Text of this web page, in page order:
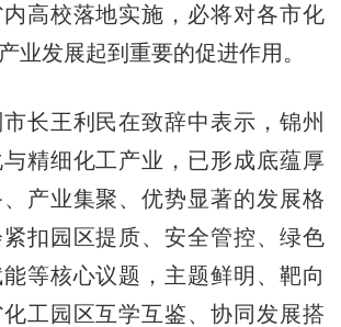
高校落地实施，必将对各市化
业发展起到重要的促进作用。
王利民在致辞中表示，锦州
精细化工产业，已形成底蕴厚
产业集聚、优势显著的发展格
扣园区提质、安全管控、绿色
等核心议题，主题鲜明、靶向
工园区互学互鉴、协同发展搭